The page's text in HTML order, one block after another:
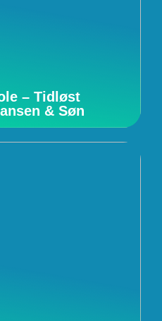
– Tidløst
& Søn